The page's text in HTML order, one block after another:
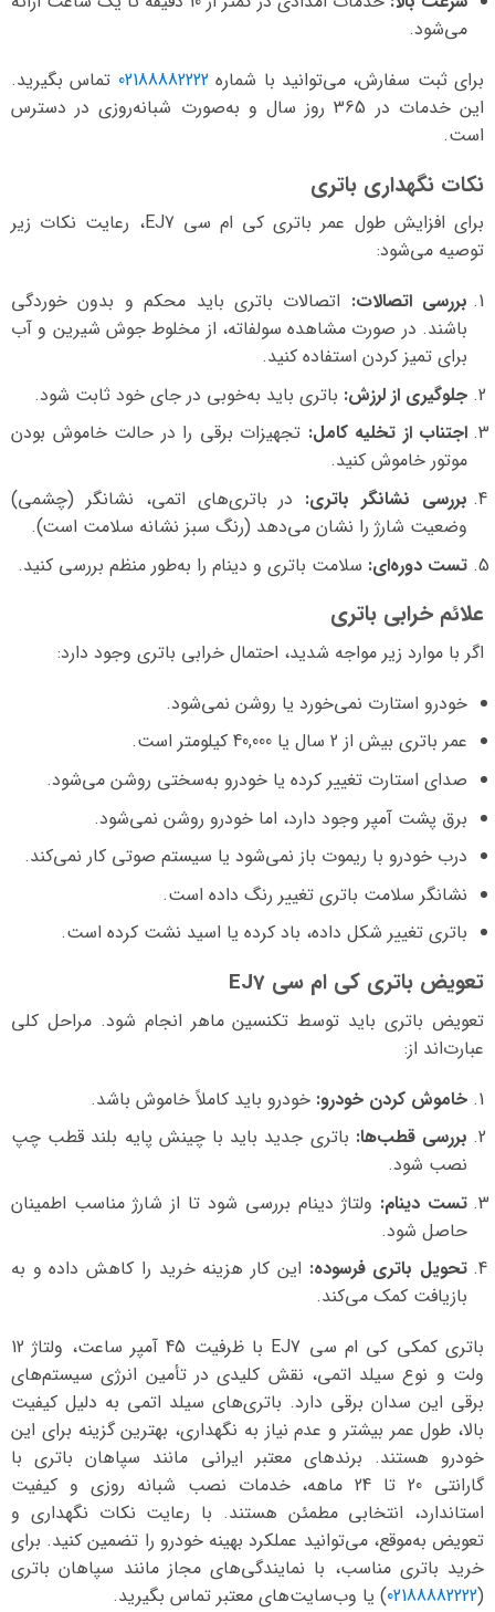
می‌شود.
برای ثبت سفارش، می‌توانید با شماره02188882222 تماس بگیرید.
این خدمات در 365 روز سال و به‌صورت شبانه‌روزی در دسترس
است.
نکات نگهداری باتری
برای افزایش طول عمر باتری کی ام سی EJ7، رعایت نکات زیر
توصیه می‌شود:
بررسی اتصالات: اتصالات باتری باید محکم و بدون خوردگی
باشند. در صورت مشاهده سولفاته، از مخلوط جوش شیرین و آب
برای تمیز کردن استفاده کنید.
جلوگیری از لرزش: باتری باید به‌خوبی در جای خود ثابت شود.
اجتناب از تخلیه کامل: تجهیزات برقی را در حالت خاموش بودن
موتور خاموش کنید.
بررسی نشانگر باتری: در باتری‌های اتمی، نشانگر (چشمی)
وضعیت شارژ را نشان می‌دهد (رنگ سبز نشانه سلامت است).
تست دوره‌ای: سلامت باتری و دینام را به‌طور منظم بررسی کنید.
علائم خرابی باتری
اگر با موارد زیر مواجه شدید، احتمال خرابی باتری وجود دارد:
خودرو استارت نمی‌خورد یا روشن نمی‌شود.
عمر باتری بیش از 2 سال یا 40,000 کیلومتر است.
صدای استارت تغییر کرده یا خودرو به‌سختی روشن می‌شود.
برق پشت آمپر وجود دارد، اما خودرو روشن نمی‌شود.
درب خودرو با ریموت باز نمی‌شود یا سیستم صوتی کار نمی‌کند.
نشانگر سلامت باتری تغییر رنگ داده است.
باتری تغییر شکل داده، باد کرده یا اسید نشت کرده است.
تعویض باتری کی ام سی EJ7
تعویض باتری باید توسط تکنسین ماهر انجام شود. مراحل کلی
عبارت‌اند از:
خاموش کردن خودرو: خودرو باید کاملاً خاموش باشد.
بررسی قطب‌ها: باتری جدید باید با چینش پایه بلند قطب چپ
نصب شود.
تست دینام: ولتاژ دینام بررسی شود تا از شارژ مناسب اطمینان
حاصل شود.
تحویل باتری فرسوده: این کار هزینه خرید را کاهش داده و به
بازیافت کمک می‌کند.
باتری کمکی کی ام سی EJ7 با ظرفیت 45 آمپر ساعت، ولتاژ 12
ولت و نوع سیلد اتمی، نقش کلیدی در تأمین انرژی سیستم‌های
برقی این سدان برقی دارد. باتری‌های سیلد اتمی به دلیل کیفیت
بالا، طول عمر بیشتر و عدم نیاز به نگهداری، بهترین گزینه برای این
خودرو هستند. برندهای معتبر ایرانی مانند سپاهان باتری با
گارانتی 20 تا 24 ماهه، خدمات نصب شبانه روزی و کیفیت
استاندارد، انتخابی مطمئن هستند. با رعایت نکات نگهداری و
تعویض به‌موقع، می‌توانید عملکرد بهینه خودرو را تضمین کنید. برای
خرید باتری مناسب، با نمایندگی‌های مجاز مانند سپاهان باتری
(
02188882222) یا وب‌سایت‌های معتبر تماس بگیرید.